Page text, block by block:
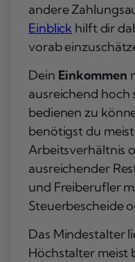
andere
Einblick hilft dir
vorab
Dein Einkommen
ausreichend hoch
bedienen zu
benötigst du
Arbeitsverhältnis
ausreichender
und Freiberufler
Steuerbescheide
Das Mindestalter
Höchstalter meist